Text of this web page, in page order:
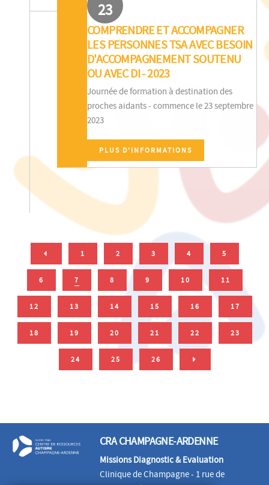
23
COMPRENDRE ET ACCOMPAGNER
LES PERSONNES TSA AVEC BESOIN
D'ACCOMPAGNEMENT SOUTENU
OU AVEC DI - 2023
Journée de formation à destination des
proches aidants - commence le 23 septembre
2023
PLUS D'INFORMATIONS
1 2 3 4 5
6 7 8 9 10 11
12 13 14 15 16 17
18 19 20 21 22 23
24 25 26
CRA CHAMPAGNE-ARDENNE
Missions Diagnostic & Evaluation
Clinique de Champagne - 1 rue de